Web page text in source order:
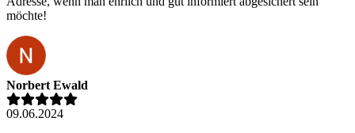
möchte!
Norbert Ewald
09.06.2024